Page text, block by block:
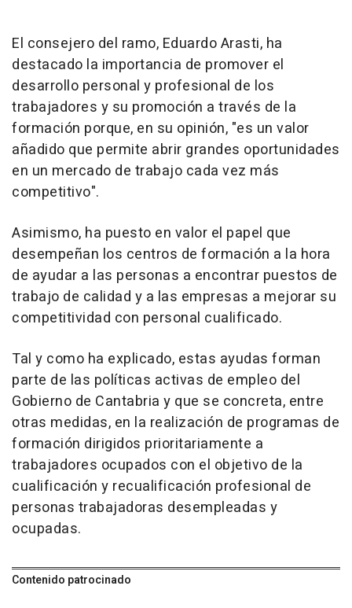
El consejero del ramo, Eduardo Arasti, ha
destacado la importancia de promover el
desarrollo personal y profesional de los
trabajadores y su promoción a través de la
formación porque, en su opinión, "es un valor
añadido que permite abrir grandes oportunidades
en un mercado de trabajo cada vez más
competitivo".
Asimismo, ha puesto en valor el papel que
desempeñan los centros de formación a la hora
de ayudar a las personas a encontrar puestos de
trabajo de calidad y a las empresas a mejorar su
competitividad con personal cualificado.
Tal y como ha explicado, estas ayudas forman
parte de las políticas activas de empleo del
Gobierno de Cantabria y que se concreta, entre
otras medidas, en la realización de programas de
formación dirigidos prioritariamente a
trabajadores ocupados con el objetivo de la
cualificación y recualificación profesional de
personas trabajadoras desempleadas y
ocupadas.
Contenido patrocinado